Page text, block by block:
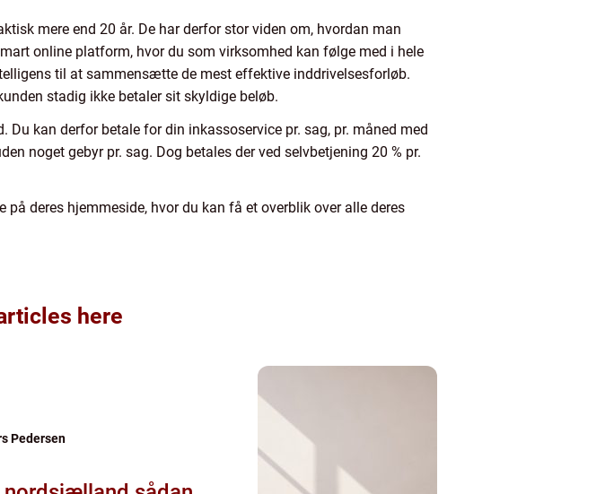
mere end 20 år. De har derfor stor viden om, hvordan man
online platform, hvor du som virksomhed kan følge med i hele
til at sammensætte de mest effektive inddrivelsesforløb.
stadig ikke betaler sit skyldige beløb.
kan derfor betale for din inkassoservice pr. sag, pr. måned med
noget gebyr pr. sag. Dog betales der ved selvbetjening 20 % pr.
på deres hjemmeside, hvor du kan få et overblik over alle deres
here
Pedersen